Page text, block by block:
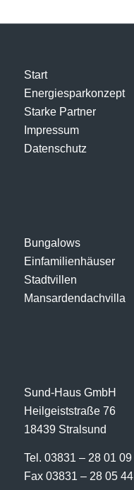
Start
Energiesparkonzept
Starke Partner
Impressum
Datenschutz
Bungalows
Einfamilienhäuser
Stadtvillen
Mansardendachvilla
Sund-Haus GmbH
Heilgeiststraße 76
18439 Stralsund
Tel. 03831 – 28 01 09
Fax 03831 – 28 05 44